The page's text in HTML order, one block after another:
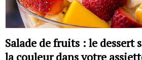
Salade de fruits : le dessert
la couleur dans votre